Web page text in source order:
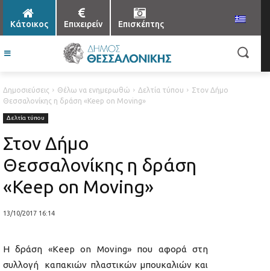
Κάτοικος Επιχειρείν Επισκέπτης
Δημοσιεύσεις Θέλω να ενημερωθώ Δελτία τύπου
Στον Δήμο
Θεσσαλονίκης η δράση «Keep on Moving»
Δελτία τύπου
Στον Δήμο
Θεσσαλονίκης η δράση
«Keep on Moving»
13/10/2017 16:14
Η δράση «Keep on Moving» που αφορά στη
συλλογή καπακιών πλαστικών μπουκαλιών και